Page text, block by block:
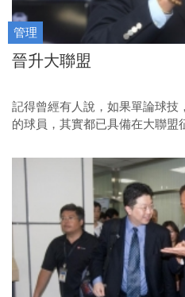
管理
晉升大聯盟
記得曾經有人說，如果單論球技
的球員，其實都已具備在大聯盟
有的氣度與姿態。